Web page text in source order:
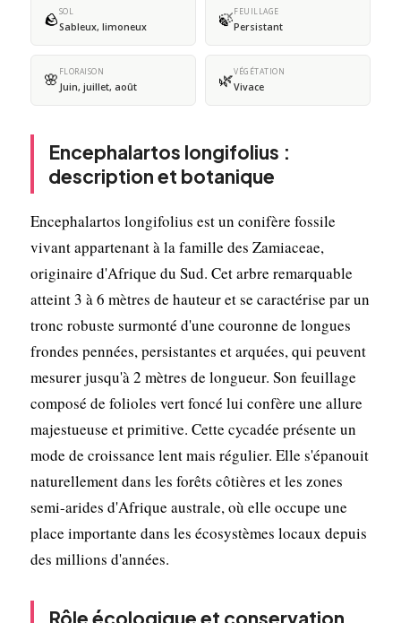
🪨SOL
Sableux, limoneux 🍃FEUILLAGE
Persistant
🌸 FLORAISON
Juin, juillet, août 🌿VÉGÉTATION
Vivace
Encephalartos longifolius :
description et botanique
Encephalartos longifolius est un conifère fossile
vivant appartenant à la famille des Zamiaceae,
originaire d'Afrique du Sud. Cet arbre remarquable
atteint 3 à 6 mètres de hauteur et se caractérise par un
tronc robuste surmonté d'une couronne de longues
frondes pennées, persistantes et arquées, qui peuvent
mesurer jusqu'à 2 mètres de longueur. Son feuillage
composé de folioles vert foncé lui confère une allure
majestueuse et primitive. Cette cycadée présente un
mode de croissance lent mais régulier. Elle s'épanouit
naturellement dans les forêts côtières et les zones
semi-arides d'Afrique australe, où elle occupe une
place importante dans les écosystèmes locaux depuis
des millions d'années.
Rôle écologique et conservation